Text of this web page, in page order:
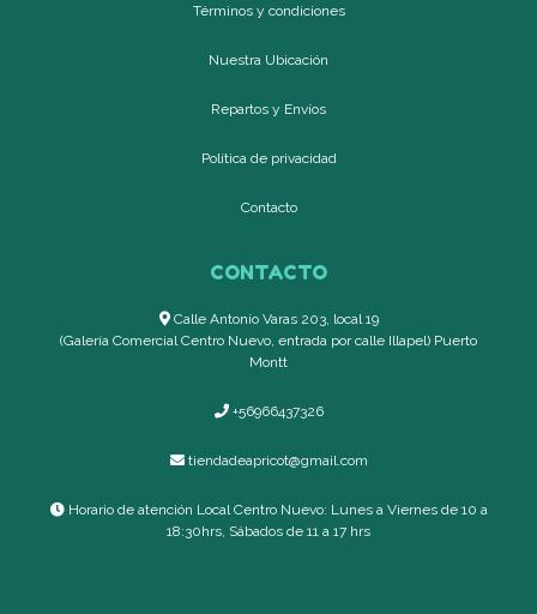
Términos y condiciones
Nuestra Ubicación
Repartos y Envíos
Política de privacidad
Contacto
CONTACTO
Calle Antonio Varas 203, local 19
(Galería Comercial Centro Nuevo, entrada por calle Illapel) Puerto
Montt
+56966437326
tiendadeapricot@gmail.com
Horario de atención Local Centro Nuevo: Lunes a Viernes de 10 a
18:30hrs, Sábados de 11 a 17 hrs